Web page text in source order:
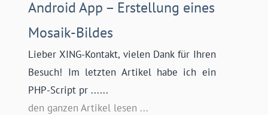
Android App – Erstellung eines
Mosaik-Bildes
Lieber XING-Kontakt, vielen Dank für Ihren
Besuch! Im letzten Artikel habe ich ein
PHP-Script pr ......
den ganzen Artikel lesen ...